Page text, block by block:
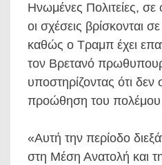
Ηνωμένες Πολιτείες,
οι σχέσεις βρίσκονται
καθώς ο Τραμπ έχει
τον Βρετανό
υποστηρίζοντας ότι δεν
προώθηση του πολέμου
«Αυτή την περίοδο
στη Μέση Ανατολή και